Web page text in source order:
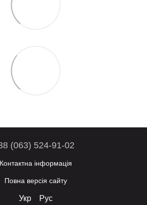
(063) 524-91-02
Контактна інформація
Повна версія сайту
Укр Рус